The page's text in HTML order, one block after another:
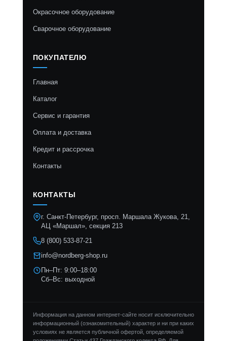
Окрасочное оборудование
Сварочное оборудование
ПОКУПАТЕЛЮ
Главная
Каталог
Сервис и гарантия
Оплата и доставка
Кредит и рассрочка
Контакты
КОНТАКТЫ
г. Санкт-Петербург, просп. Маршала Жукова, 21,
АЦ «Маршал», секция 213
8 (800) 533-87-21
info@nordberg-shop.ru
Пн–Пт: 9:00–18:00
Сб–Вс: выходной
Информация на данном интернет-сайте носит исключительно
информационный (ознакомительный) характер и ни при каких
условиях не является публичной офертой, определяемой